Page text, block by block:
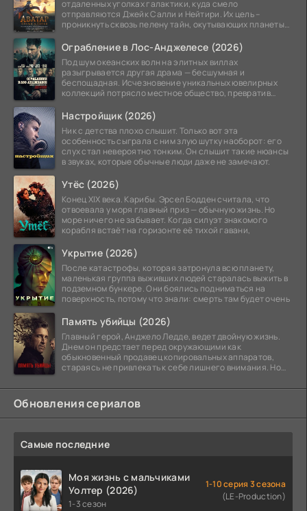
отдаленных уголках галактики, куда смело
отправляются Джейк Салли и Нейтири. Их цель –
проникнуть сквозь пелену тайн, окутывающих планеты
Ограбление в Лос-Анджелесе (2026)
Под шум океанских волн на элитных виллах
разыгрывается другая драма — бесшумная и
беспощадная. Исчезновение уникальных ювелирных
коллекций потрясло местное общество, превратив
Настройщик (2026)
Ник с детства плохо слышит. Только вот эта
особенность сыграла с ним злую шутку наоборот: его
слух стал невероятно тонким. Он слышит такие нюансы
в звуках, которые обычные люди даже не замечают.
Утёс (2026)
Конец XIX века. Карибы. Эрсел Бодден считала, что
отвоевала у моря главный приз — обычную жизнь. Но
море ничего не забывает. Когда силуэт знакомого
корабля встаёт на горизонте её тихой гавани,
Укрытие (2026)
После катастрофы, которая затронула всю планету,
маленькая группа выживших людей старалась выжить в
подземном бункере. Они боялись подниматься на
поверхность, потому что знали: смерть там будет очень
Память убийцы (2026)
Главный герой, Анджело Ледде, ведет двойную жизнь.
Днем он предстает перед окружающими как
обыкновенный продавец копировальных аппаратов,
стараясь не привлекать к себе лишнего внимания. Но
Обновления сериалов
Самые последние
Моя жизнь с мальчиками
Уолтер (2026)
1-3 сезон
1-10 серия 3 сезона
(LE-Production)